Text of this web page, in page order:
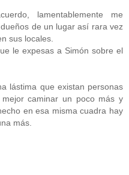
lamentablemente me
de un lugar así rara vez
sus locales.
le expesas a Simón sobre el
lástima que existan personas
caminar un poco más y
en esa misma cuadra hay
más.